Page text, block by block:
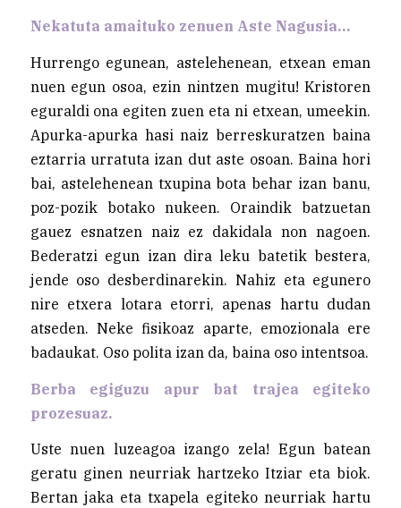
Nekatuta amaituko zenuen Aste Nagusia…
Hurrengo egunean, astelehenean, etxean eman
nuen egun osoa, ezin nintzen mugitu! Kristoren
eguraldi ona egiten zuen eta ni etxean, umeekin.
Apurka-apurka hasi naiz berreskuratzen baina
eztarria urratuta izan dut aste osoan. Baina hori
bai, astelehenean txupina bota behar izan banu,
poz-pozik botako nukeen. Oraindik batzuetan
gauez esnatzen naiz ez dakidala non nagoen.
Bederatzi egun izan dira leku batetik bestera,
jende oso desberdinarekin. Nahiz eta egunero
nire etxera lotara etorri, apenas hartu dudan
atseden. Neke fisikoaz aparte, emozionala ere
badaukat. Oso polita izan da, baina oso intentsoa.
Berba egiguzu apur bat trajea egiteko
prozesuaz.
Uste nuen luzeagoa izango zela! Egun batean
geratu ginen neurriak hartzeko Itziar eta biok.
Bertan jaka eta txapela egiteko neurriak hartu